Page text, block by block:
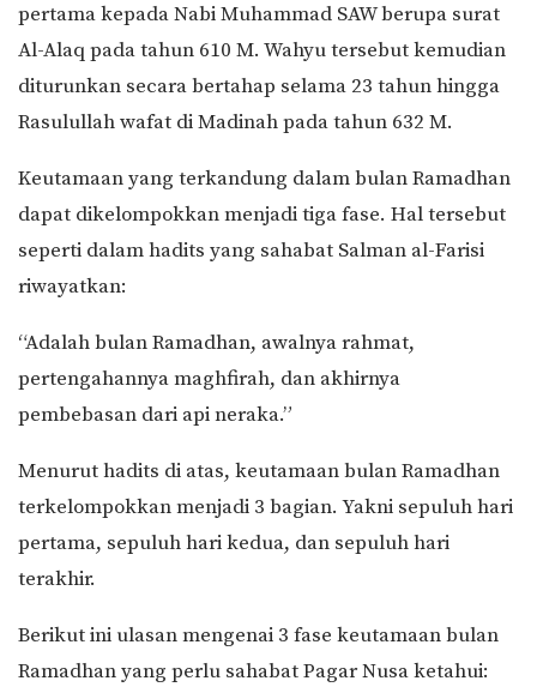
pertama kepada Nabi Muhammad SAW berupa surat
Al-Alaq pada tahun 610 M. Wahyu tersebut kemudian
diturunkan secara bertahap selama 23 tahun hingga
Rasulullah wafat di Madinah pada tahun 632 M.
Keutamaan yang terkandung dalam bulan Ramadhan
dapat dikelompokkan menjadi tiga fase. Hal tersebut
seperti dalam hadits yang sahabat Salman al-Farisi
riwayatkan:
“Adalah bulan Ramadhan, awalnya rahmat,
pertengahannya maghfirah, dan akhirnya
pembebasan dari api neraka.”
Menurut hadits di atas, keutamaan bulan Ramadhan
terkelompokkan menjadi 3 bagian. Yakni sepuluh hari
pertama, sepuluh hari kedua, dan sepuluh hari
terakhir.
Berikut ini ulasan mengenai 3 fase keutamaan bulan
Ramadhan yang perlu sahabat Pagar Nusa ketahui: